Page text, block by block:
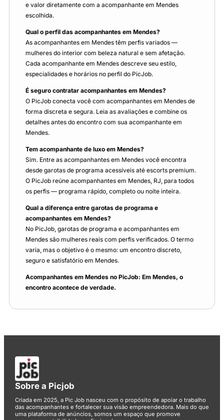
e valor diretamente com a acompanhante em Mendes
escolhida.
Qual o perfil das acompanhantes em Mendes?
As acompanhantes em Mendes têm perfis variados —
mulheres do interior com beleza natural e sem afetação.
Cada acompanhante em Mendes descreve seu estilo,
especialidades e horários no perfil do PicJob.
É seguro contratar acompanhantes em Mendes?
O PicJob conecta você com acompanhantes em Mendes de
forma discreta e segura. Leia as avaliações e combine os
detalhes antes do encontro com sua acompanhante em
Mendes.
Tem acompanhante de luxo em Mendes?
Sim. Entre as acompanhantes em Mendes você encontra
desde garotas de programa acessíveis até escorts premium.
O PicJob reúne acompanhantes em Mendes, RJ, para todos
os perfis — programa rápido, completo ou noite inteira.
Qual a diferença entre garotas de programa e
acompanhantes em Mendes?
No PicJob, garotas de programa e acompanhantes em
Mendes são mulheres reais com perfis verificados. O termo
varia, mas o objetivo é o mesmo: um encontro discreto,
seguro e satisfatório em Mendes.
Acompanhantes em Mendes no PicJob: Em Mendes, o
encontro acontece de verdade.
Sobre a Picjob
Criada em 2025, a Pic Job nasceu com o propósito de apoiar o trabalho
das acompanhantes e fortalecer sua visão empreendedora. Mais do que
uma plataforma de anúncios, somos um espaço que promove